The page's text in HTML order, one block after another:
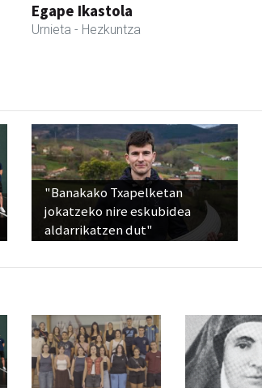
Egape Ikastola
Urnieta - Hezkuntza
"Banakako Txapelketan
jokatzeko nire eskubidea
aldarrikatzen dut"